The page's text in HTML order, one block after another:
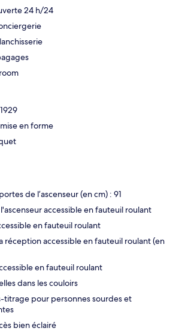
24 h/24
en forme
de l’ascenseur (en cm) : 91
accessible en fauteuil roulant
en fauteuil roulant
réception accessible en fauteuil roulant (en
en fauteuil roulant
dans les couloirs
titrage pour personnes sourdes et
bien éclairé